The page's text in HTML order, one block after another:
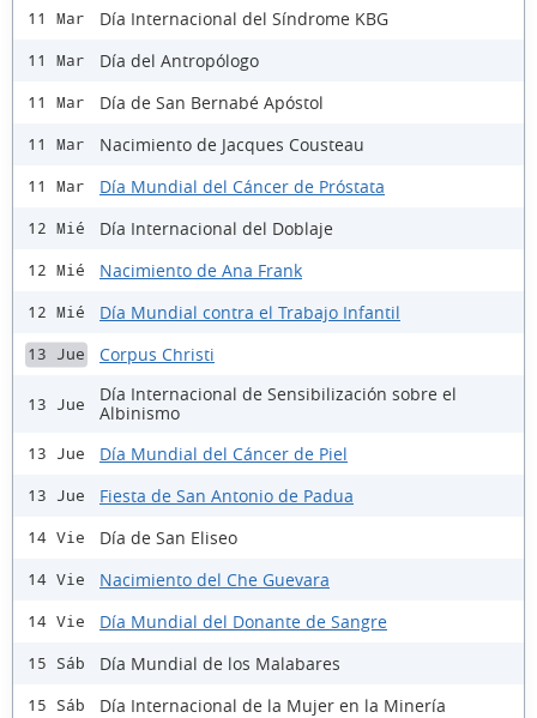
11 Mar Día Internacional del Síndrome KBG
11 Mar Día del Antropólogo
11 Mar Día de San Bernabé Apóstol
11 Mar Nacimiento de Jacques Cousteau
11 Mar Día Mundial del Cáncer de Próstata
12 Mié Día Internacional del Doblaje
12 Mié Nacimiento de Ana Frank
12 Mié Día Mundial contra el Trabajo Infantil
13 Jue Corpus Christi
13 Jue
Día Internacional de Sensibilización sobre el
Albinismo
13 Jue Día Mundial del Cáncer de Piel
13 Jue Fiesta de San Antonio de Padua
14 Vie Día de San Eliseo
14 Vie Nacimiento del Che Guevara
14 Vie Día Mundial del Donante de Sangre
15 Sáb Día Mundial de los Malabares
15 Sáb Día Internacional de la Mujer en la Minería